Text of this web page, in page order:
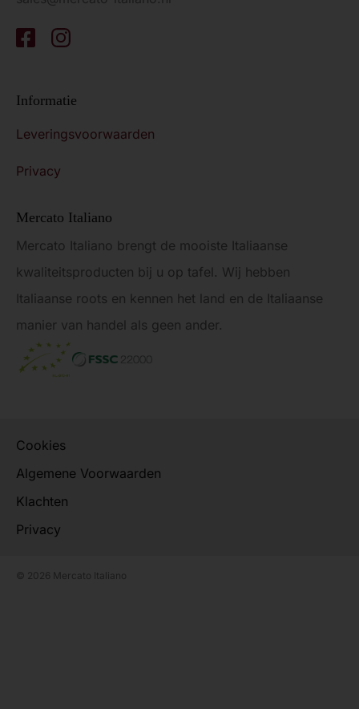
Informatie
Leveringsvoorwaarden
Privacy
Mercato Italiano
Mercato Italiano brengt de mooiste Italiaanse
kwaliteitsproducten bij u op tafel. Wij hebben
Italiaanse roots en kennen het land en de Italiaanse
manier van handel als geen ander.
Cookies
Algemene Voorwaarden
Klachten
Privacy
© 2026 Mercato Italiano